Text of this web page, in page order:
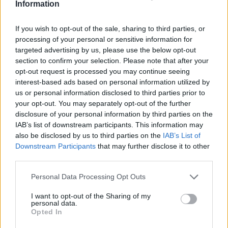
Information
If you wish to opt-out of the sale, sharing to third parties, or
processing of your personal or sensitive information for
targeted advertising by us, please use the below opt-out
section to confirm your selection. Please note that after your
opt-out request is processed you may continue seeing
interest-based ads based on personal information utilized by
us or personal information disclosed to third parties prior to
your opt-out. You may separately opt-out of the further
disclosure of your personal information by third parties on the
IAB’s list of downstream participants. This information may
also be disclosed by us to third parties on the IAB’s List of
Downstream Participants that may further disclose it to other
Personal Data Processing Opt Outs
I want to opt-out of the Sharing of my
personal data.
Opted In
S'ha hagut de tallar el trànsit en els dos sentits de la marxa
Afegeix el teu comentari
Un accident de trànsit a la C-1415a a l’altura de l’Hípica Castellar ha obligat a
tallar el trànsit entre Castellar i Sentmenat. Just a la rotonda de la Dona
acollidora, la policia local desviada el trànsit que es restablirà ben aviat. Al
succés s’han vist implicats una furgoneta i un vehicle amb el resultat d’un dels
conductors ferit lleu, segons ha informat la policia local a L'Actual
AfegeixL'Actual com a font preferida de
Google de forma gratuïta
Estigues informat amb les últimes notícies d'actualitat.
Comparteix
M'agrada